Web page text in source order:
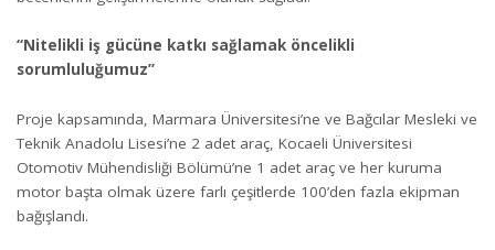
“Nitelikli iş gücüne katkı sağlamak öncelikli
sorumluluğumuz”
Proje kapsamında, Marmara Üniversitesi’ne ve Bağcılar Mesleki ve
Teknik Anadolu Lisesi’ne 2 adet araç, Kocaeli Üniversitesi
Otomotiv Mühendisliği Bölümü’ne 1 adet araç ve her kuruma
motor başta olmak üzere farlı çeşitlerde 100’den fazla ekipman
bağışlandı.